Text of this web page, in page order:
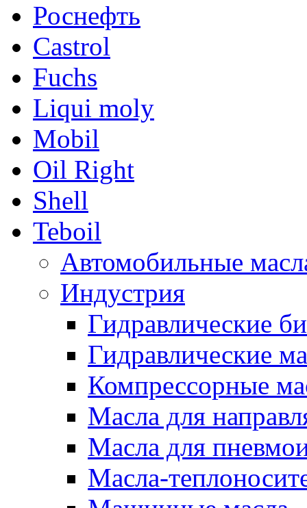
Роснефть
Castrol
Fuchs
Liqui moly
Mobil
Oil Right
Shell
Teboil
Автомобильные
Индустрия
Гидравлические
Гидравлические
Компрессорные
Масла для
Масла для
Масла-